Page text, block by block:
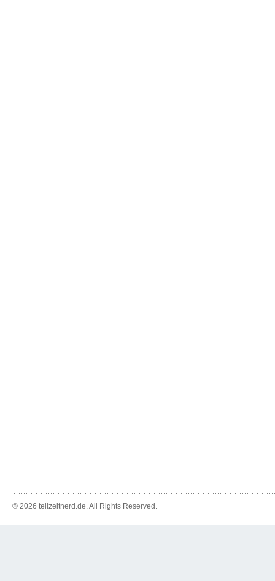
© 2026 teilzeitnerd.de. All Rights Reserved.